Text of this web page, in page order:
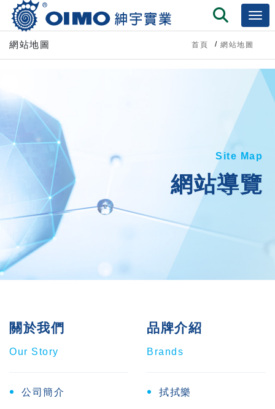
網站地圖 首頁 網站地圖
Site Map
網站導覽
關於我們
Our Story
公司簡介
品牌介紹
Brands
拭拭樂